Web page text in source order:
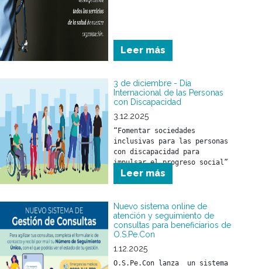
Leer más
3 de diciembre - Día
Internacional de las Personas
con Discapacidad
3.12.2025
“Fomentar sociedades
inclusivas para las personas
con discapacidad para
impulsar el progreso social”
Leer más
Nuevo sistema online de
atención y seguimiento de
consultas para beneficiarios de
O.S.Pe.Con
1.12.2025
O.S.Pe.Con lanza  un sistema